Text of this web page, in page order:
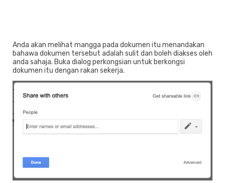
Anda akan melihat mangga pada dokumen itu menandakan
bahawa dokumen tersebut adalah sulit dan boleh diakses oleh
anda sahaja. Buka dialog perkongsian untuk berkongsi
dokumen itu dengan rakan sekerja.